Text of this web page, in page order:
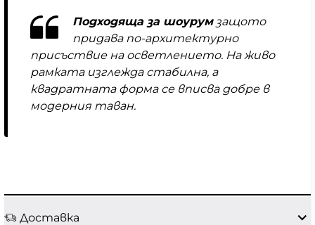
Подходяща за шоурумзащото
придава по-архитектурно
присъствие на осветлението. На живо
рамката изглежда стабилна, а
квадратната форма се вписва добре в
модерния таван.
Доставка